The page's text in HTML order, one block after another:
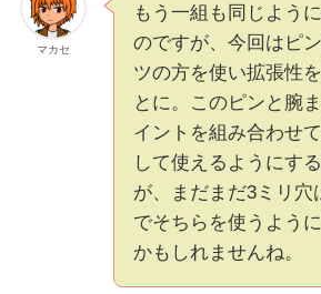
マカセ
もう一組も同じよう
のですが、今回はピ
ツの方を使い拡張性
とに。このピンと腕
イントを組み合わせ
して使えるようにす
が、まだまだ3ミリ穴
でそちらを使うよう
かもしれませんね。